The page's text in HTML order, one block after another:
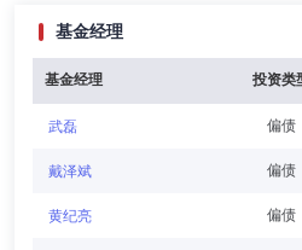
许锋先生：汉族，中共党员，硕
公司工作，1995年11月至1998年
总经理（主持工作）。2008年3月
吴惠明 学历：硕
吴惠明先生：富国基金管理有限
基金经理
基金经理 投资类
武磊 偏债
戴泽斌 偏债
黄纪亮 偏债